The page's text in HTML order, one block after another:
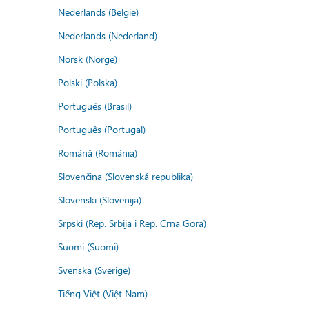
Nederlands (België)
Nederlands (Nederland)
Norsk (Norge)
Polski (Polska)
Português (Brasil)
Português (Portugal)
Română (România)
Slovenčina (Slovenská republika)
Slovenski (Slovenija)
Srpski (Rep. Srbija i Rep. Crna Gora)
Suomi (Suomi)
Svenska (Sverige)
Tiếng Việt (Việt Nam)